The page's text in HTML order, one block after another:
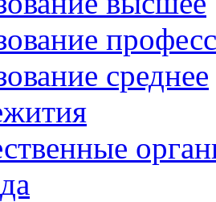
среднее